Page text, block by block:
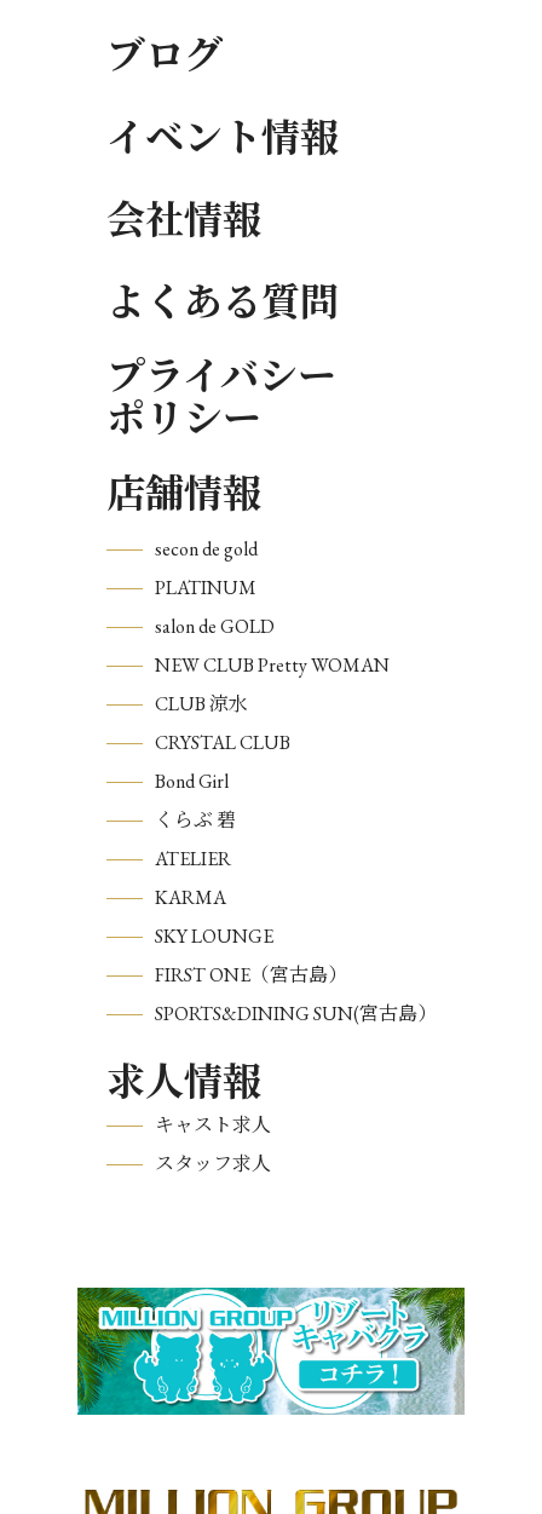
ブログ
イベント情報
会社情報
よくある質問
プライバシー
ポリシー
店舗情報
secon de gold
PLATINUM
salon de GOLD
NEW CLUB Pretty WOMAN
CLUB 涼水
CRYSTAL CLUB
Bond Girl
くらぶ 碧
ATELIER
KARMA
SKY LOUNGE
FIRST ONE（宮古島）
SPORTS&DINING SUN(宮古島）
求人情報
キャスト求人
スタッフ求人